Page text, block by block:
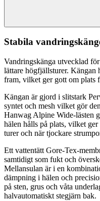
Stabila
Vandringskänga utvecklad
lättare högfjällsturer. Kängan
fram, vilket ger gott om plats
Kängan är gjord i slitstark Pe
syntet och mesh vilket gör
Hanwag Alpine Wide-lästen
hälen hålls på plats, vilket ger
turer och när tjockare
Ett vattentätt Gore-Tex-
samtidigt som fukt och
Mellansulan är i en
dämpning i hälen och
på sten, grus och våta
halvautomatiskt stegjärn bak.